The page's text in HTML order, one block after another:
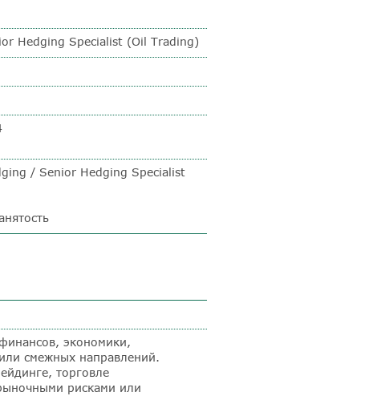
Hedging Specialist (Oil Trading)
/ Senior Hedging Specialist
экономики,
смежных направлений.
торговле
рисками или